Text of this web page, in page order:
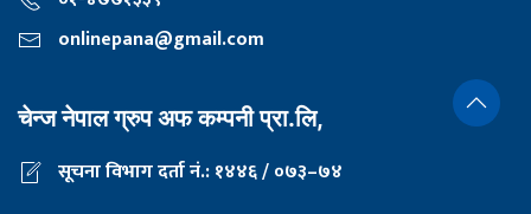
onlinepana@gmail.com
चेन्ज नेपाल ग्रुप अफ कम्पनी प्रा.लि,
सूचना विभाग दर्ता नं.: १४४६ / ०७३–७४